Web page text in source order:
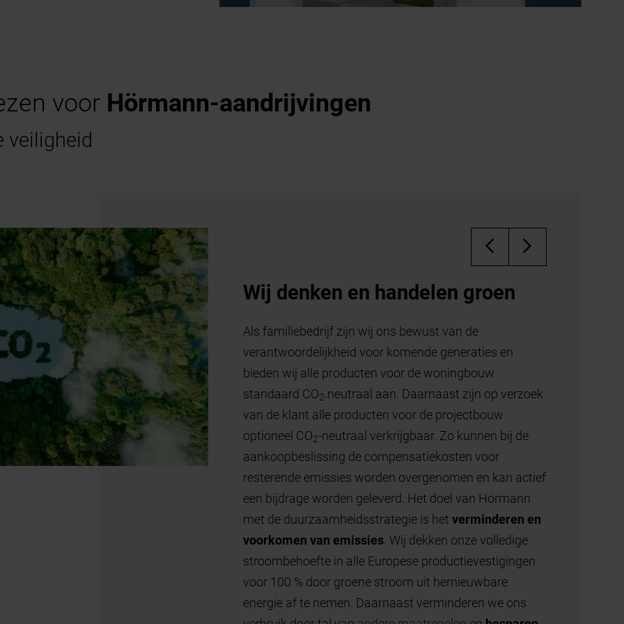
voor Hörmann-aandrijvingen
veiligheid
Merkkwaliteit uit Duitsland
Alle garagepoort- en aandrijvingscomponenten worden
bij Hörmann zelf ontwikkeld en geproduceerd.